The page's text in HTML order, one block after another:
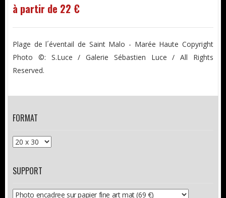
à partir de 22 €
Plage de l´éventail de Saint Malo - Marée Haute Copyright
Photo ©: S.Luce / Galerie Sébastien Luce / All Rights
Reserved.
FORMAT
SUPPORT